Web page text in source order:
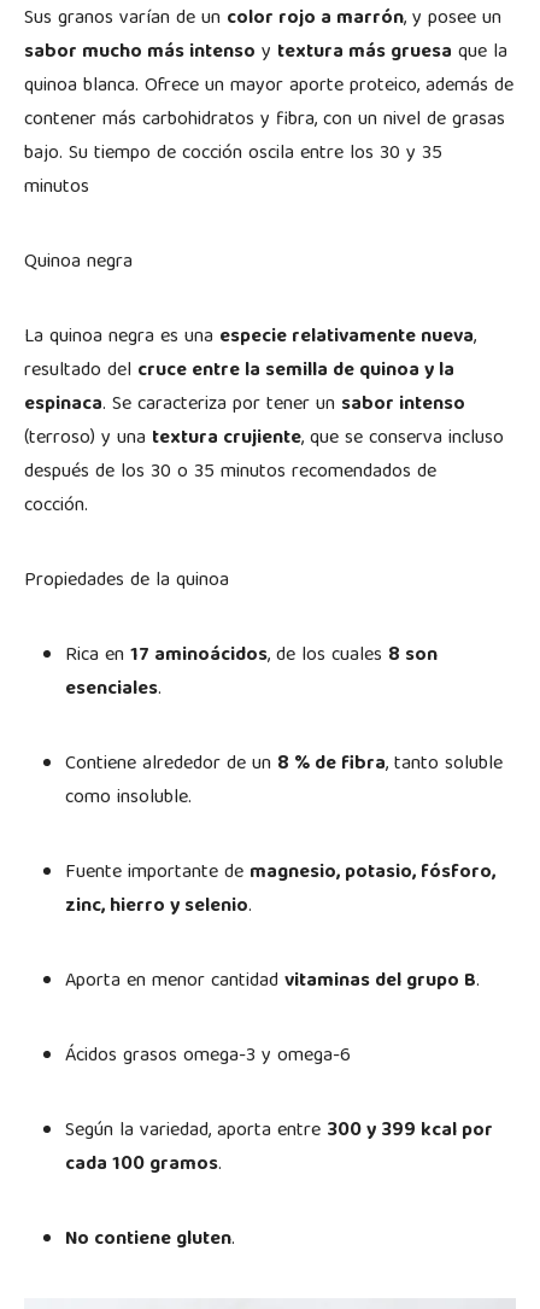
Sus granos varían de un color rojo a marrón, y posee un
sabor mucho más intenso y textura más gruesa que la
quinoa blanca. Ofrece un mayor aporte proteico, además de
contener más carbohidratos y fibra, con un nivel de grasas
bajo. Su tiempo de cocción oscila entre los 30 y 35
minutos
Quinoa negra
La quinoa negra es una especie relativamente nueva,
resultado del cruce entre la semilla de quinoa y la
espinaca. Se caracteriza por tener un sabor intenso
(terroso) y una textura crujiente, que se conserva incluso
después de los 30 o 35 minutos recomendados de
cocción.
Propiedades de la quinoa
Rica en17 aminoácidos, de los cuales 8 son
esenciales.
Contiene alrededor de un 8 % de fibra, tanto soluble
como insoluble.
Fuente importante de magnesio, potasio, fósforo,
zinc, hierro y selenio.
Aporta en menor cantidad vitaminas del grupo B.
Ácidos grasos omega-3 y omega-6
Según la variedad, aporta entre 300 y 399 kcal por
cada 100 gramos.
No contiene gluten.